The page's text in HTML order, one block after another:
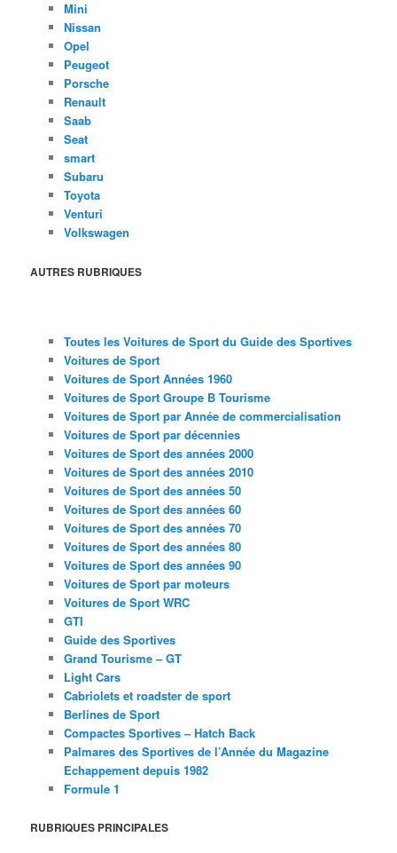
Mini
Nissan
Opel
Peugeot
Porsche
Renault
Saab
Seat
smart
Subaru
Toyota
Venturi
Volkswagen
AUTRES RUBRIQUES
Toutes les Voitures de Sport du Guide des Sportives
Voitures de Sport
Voitures de Sport Années 1960
Voitures de Sport Groupe B Tourisme
Voitures de Sport par Année de commercialisation
Voitures de Sport par décennies
Voitures de Sport des années 2000
Voitures de Sport des années 2010
Voitures de Sport des années 50
Voitures de Sport des années 60
Voitures de Sport des années 70
Voitures de Sport des années 80
Voitures de Sport des années 90
Voitures de Sport par moteurs
Voitures de Sport WRC
GTI
Guide des Sportives
Grand Tourisme – GT
Light Cars
Cabriolets et roadster de sport
Berlines de Sport
Compactes Sportives – Hatch Back
Palmares des Sportives de l’Année du Magazine
Echappement depuis 1982
Formule 1
RUBRIQUES PRINCIPALES